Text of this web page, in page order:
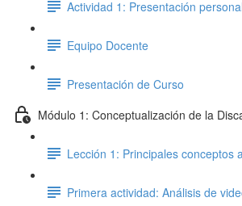
Actividad 1: Presentación personal
Equipo Docente
Presentación de Curso
Módulo 1: Conceptualización de la
Lección 1: Principales conceptos
Primera actividad: Análisis de